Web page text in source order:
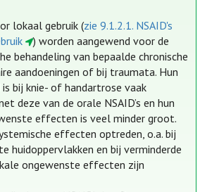
lokaal gebruik (zie 9.1.2.1. NSAID's
) worden aangewend voor de
behandeling van bepaalde chronische
aandoeningen of bij traumata. Hun
bij knie- of handartrose vaak
deze van de orale NSAID’s en hun
effecten is veel minder groot.
effecten optreden, o.a. bij
huidoppervlakken en bij verminderde
ongewenste effecten zijn